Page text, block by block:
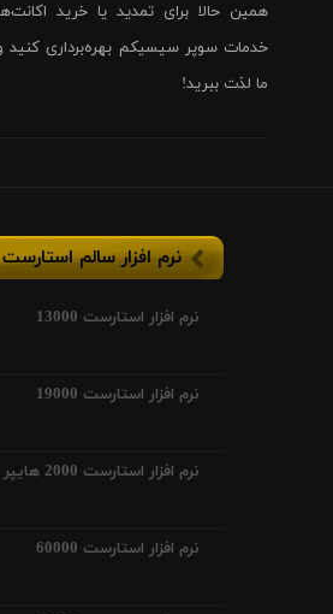
همین حالا برای تمدید یا خرید
خدمات سوپر سیسیکم بهره‌برداری کنید
ما لذت ببرید!
نرم افزار سالم استارست
نرم افزار استارست 13000
نرم افزار استارست 19000
نرم افزار استارست 2000 هایپر
نرم افزار استارست 60000